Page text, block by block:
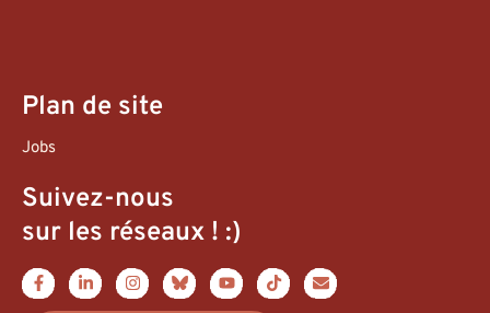
Plan de site
Jobs
Suivez-nous
sur les réseaux ! :)